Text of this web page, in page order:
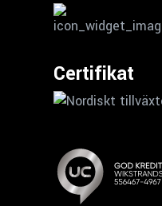
Certifikat